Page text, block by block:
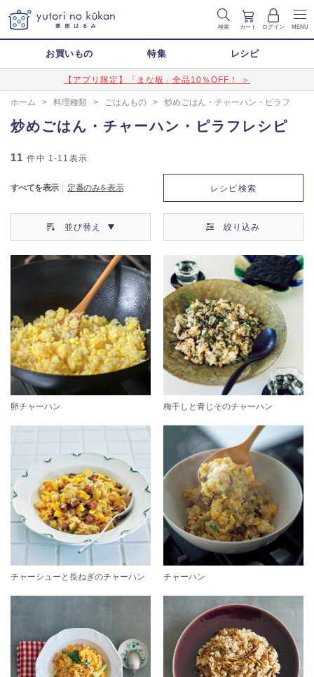
検索 カート ログイン MENU
お買いもの 特集 レシピ
【アプリ限定】「まな板」全品10％OFF！ ＞
ホーム > 料理種類 > ごはんもの > 炒めごはん・チャーハン・ピラフ
炒めごはん・チャーハン・ピラフレシピ
11 件中 1-11 表示
すべてを表示 定番のみを表示 レシピ検索
並び替え 絞り込み
卵チャーハン 梅干しと青じそのチャーハン
チャーシューと長ねぎのチャーハン チャーハン